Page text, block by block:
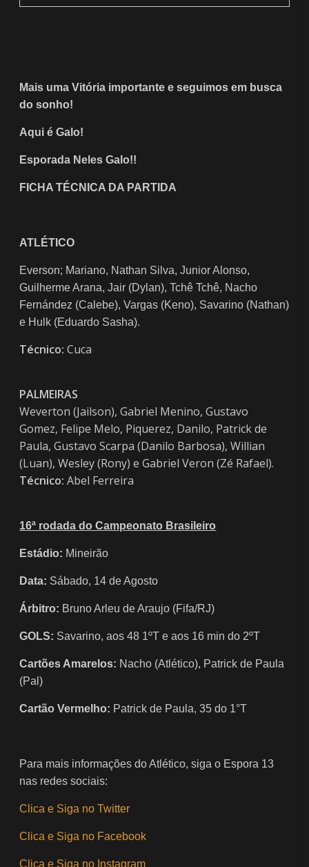
Mais uma Vitória importante e seguimos em busca
do sonho!
Aqui é Galo!
Esporada Neles Galo!!
FICHA TÉCNICA DA PARTIDA
ATLÉTICO
Everson; Mariano, Nathan Silva, Junior Alonso,
Guilherme Arana, Jair (Dylan), Tchê Tchê, Nacho
Fernández (Calebe), Vargas (Keno), Savarino (Nathan)
e Hulk (Eduardo Sasha).
Técnico:Cuca
PALMEIRAS
Weverton (Jailson), Gabriel Menino, Gustavo
Gomez, Felipe Melo, Piquerez, Danilo, Patrick de
Paula, Gustavo Scarpa (Danilo Barbosa), Willian
(Luan), Wesley (Rony) e Gabriel Veron (Zé Rafael).
Técnico:Abel Ferreira
16ª rodada do Campeonato Brasileiro
Estádio: Mineirão
Data: Sábado, 14 de Agosto
Árbitro: Bruno Arleu de Araujo (Fifa/RJ)
GOLS: Savarino, aos 48 1ºT e aos 16 min do 2ºT
Cartões Amarelos: Nacho (Atlético), Patrick de Paula
(Pal)
Cartão Vermelho: Patrick de Paula, 35 do 1°T
Para mais informações do Atlético, siga o Espora 13
nas redes sociais:
Clica e Siga no Twitter
Clica e Siga no Facebook
Clica e Siga no Instagram